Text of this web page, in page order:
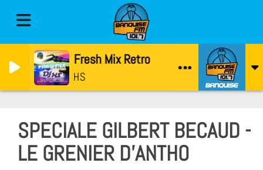
Le Fresh Mix Retro
DJ HS
SPECIALE GILBERT BECAUD -
LE GRENIER D'ANTHO